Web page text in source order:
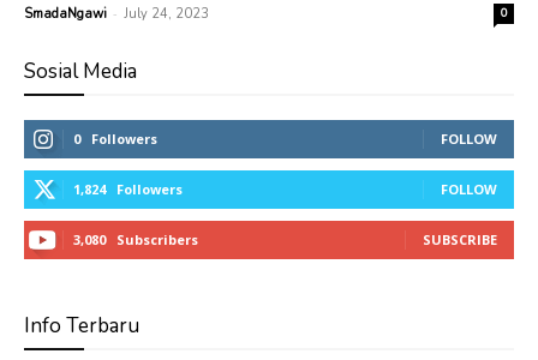
SmadaNgawi - July 24, 2023 0
Sosial Media
0 Followers FOLLOW
1,824 Followers FOLLOW
3,080 Subscribers SUBSCRIBE
Info Terbaru